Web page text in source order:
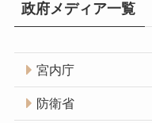
政府メディア一覧
宮内庁
防衛省